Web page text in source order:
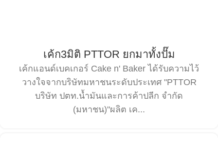
เค้ก3มิติ PTTOR ยกมาทั้งปั๊ม
เค้กแอนด์เบคเกอร์ Cake n' Baker ได้รับความไว้
วางใจจากบริษัทมหาชนระดับประเทศ "PTTOR
บริษัท ปตท.น้ำมันและการค้าปลีก จำกัด
(มหาชน)"ผลิต เค...